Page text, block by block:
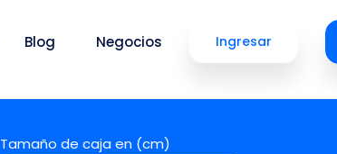
Blog Negocios Ingresar
Tamaño de caja en (cm)